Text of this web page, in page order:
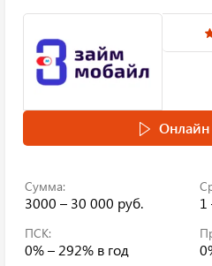
Онлайн
Сумма:
3000 – 30 000 руб. 1
ПСК:
0% – 292% в год